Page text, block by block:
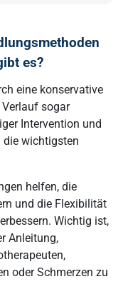
es?
eine konservative
sogar
Intervention und
die wichtigsten
helfen, die
und die Flexibilität
Wichtig ist,
Anleitung,
oder Schmerzen zu